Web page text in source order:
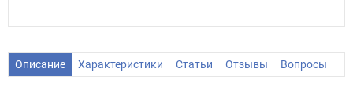
Описание Характеристики Статьи Отзывы Вопросы